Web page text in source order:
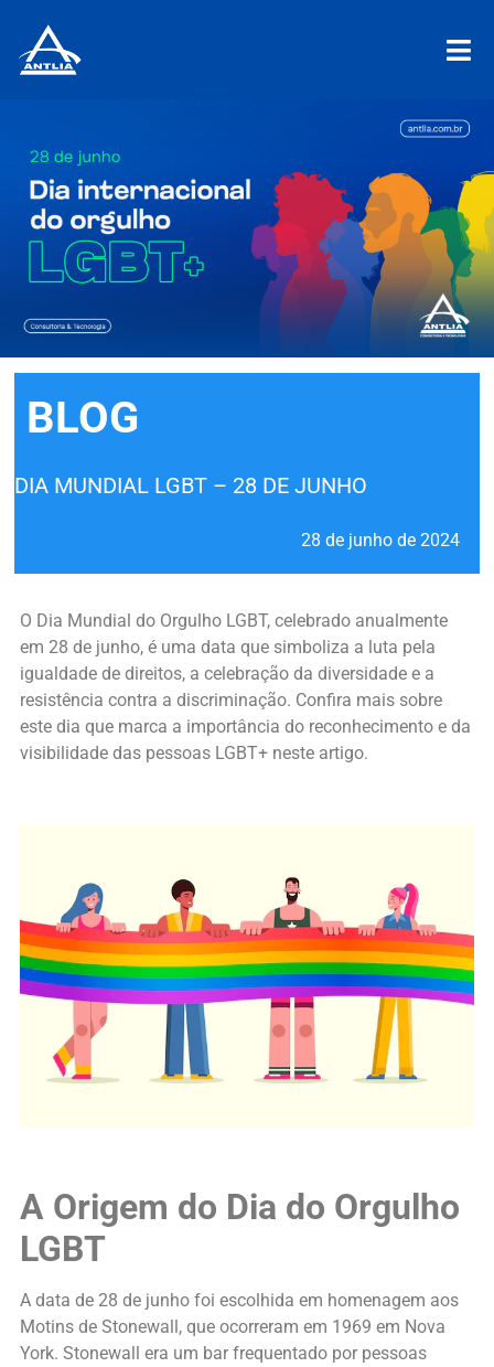
BLOG
DIA MUNDIAL LGBT – 28 DE JUNHO
28 de junho de 2024
O Dia Mundial do Orgulho LGBT, celebrado anualmente
em 28 de junho, é uma data que simboliza a luta pela
igualdade de direitos, a celebração da diversidade e a
resistência contra a discriminação. Confira mais sobre
este dia que marca a importância do reconhecimento e da
visibilidade das pessoas LGBT+ neste artigo.
A Origem do Dia do Orgulho
LGBT
A data de 28 de junho foi escolhida em homenagem aos
Motins de Stonewall, que ocorreram em 1969 em Nova
York. Stonewall era um bar frequentado por pessoas